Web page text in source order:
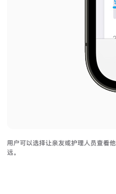
用户可以选择让亲友或护理人员查看
远。